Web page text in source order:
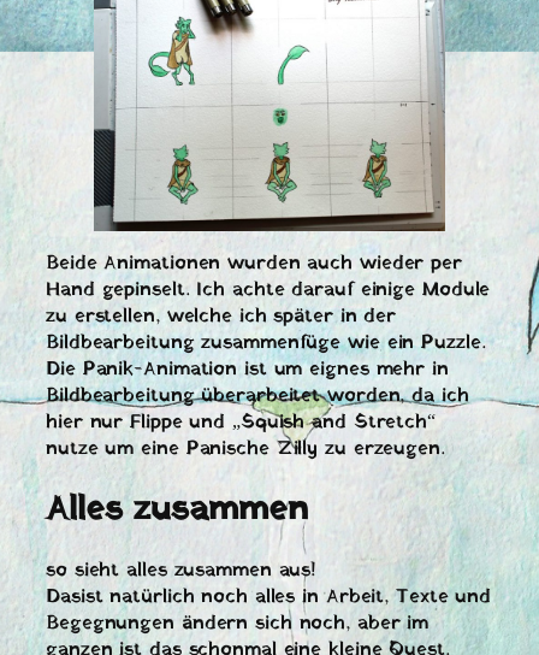
Beide Animationen wurden auch wieder per
Hand gepinselt. Ich achte darauf einige Module
zu erstellen, welche ich später in der
Bildbearbeitung zusammenfüge wie ein Puzzle.
Die Panik-Animation ist um eignes mehr in
Bildbearbeitung überarbeitet worden, da ich
hier nur Flippe und „Squish and Stretch“
nutze um eine Panische Zilly zu erzeugen.
Alles zusammen
so sieht alles zusammen aus!
Dasist natürlich noch alles in Arbeit, Texte und
Begegnungen ändern sich noch, aber im